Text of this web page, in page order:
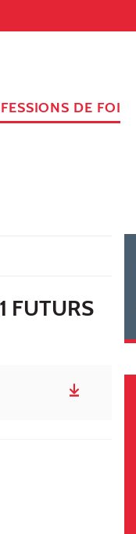
DE FOI
FUTURS